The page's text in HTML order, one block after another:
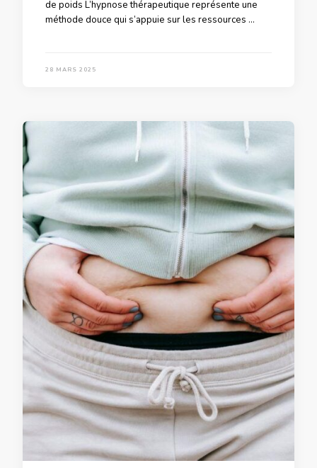
de poids L’hypnose thérapeutique représente une
méthode douce qui s’appuie sur les ressources …
28 MARS 2025